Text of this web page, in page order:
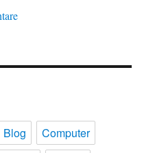
Blog
Computer